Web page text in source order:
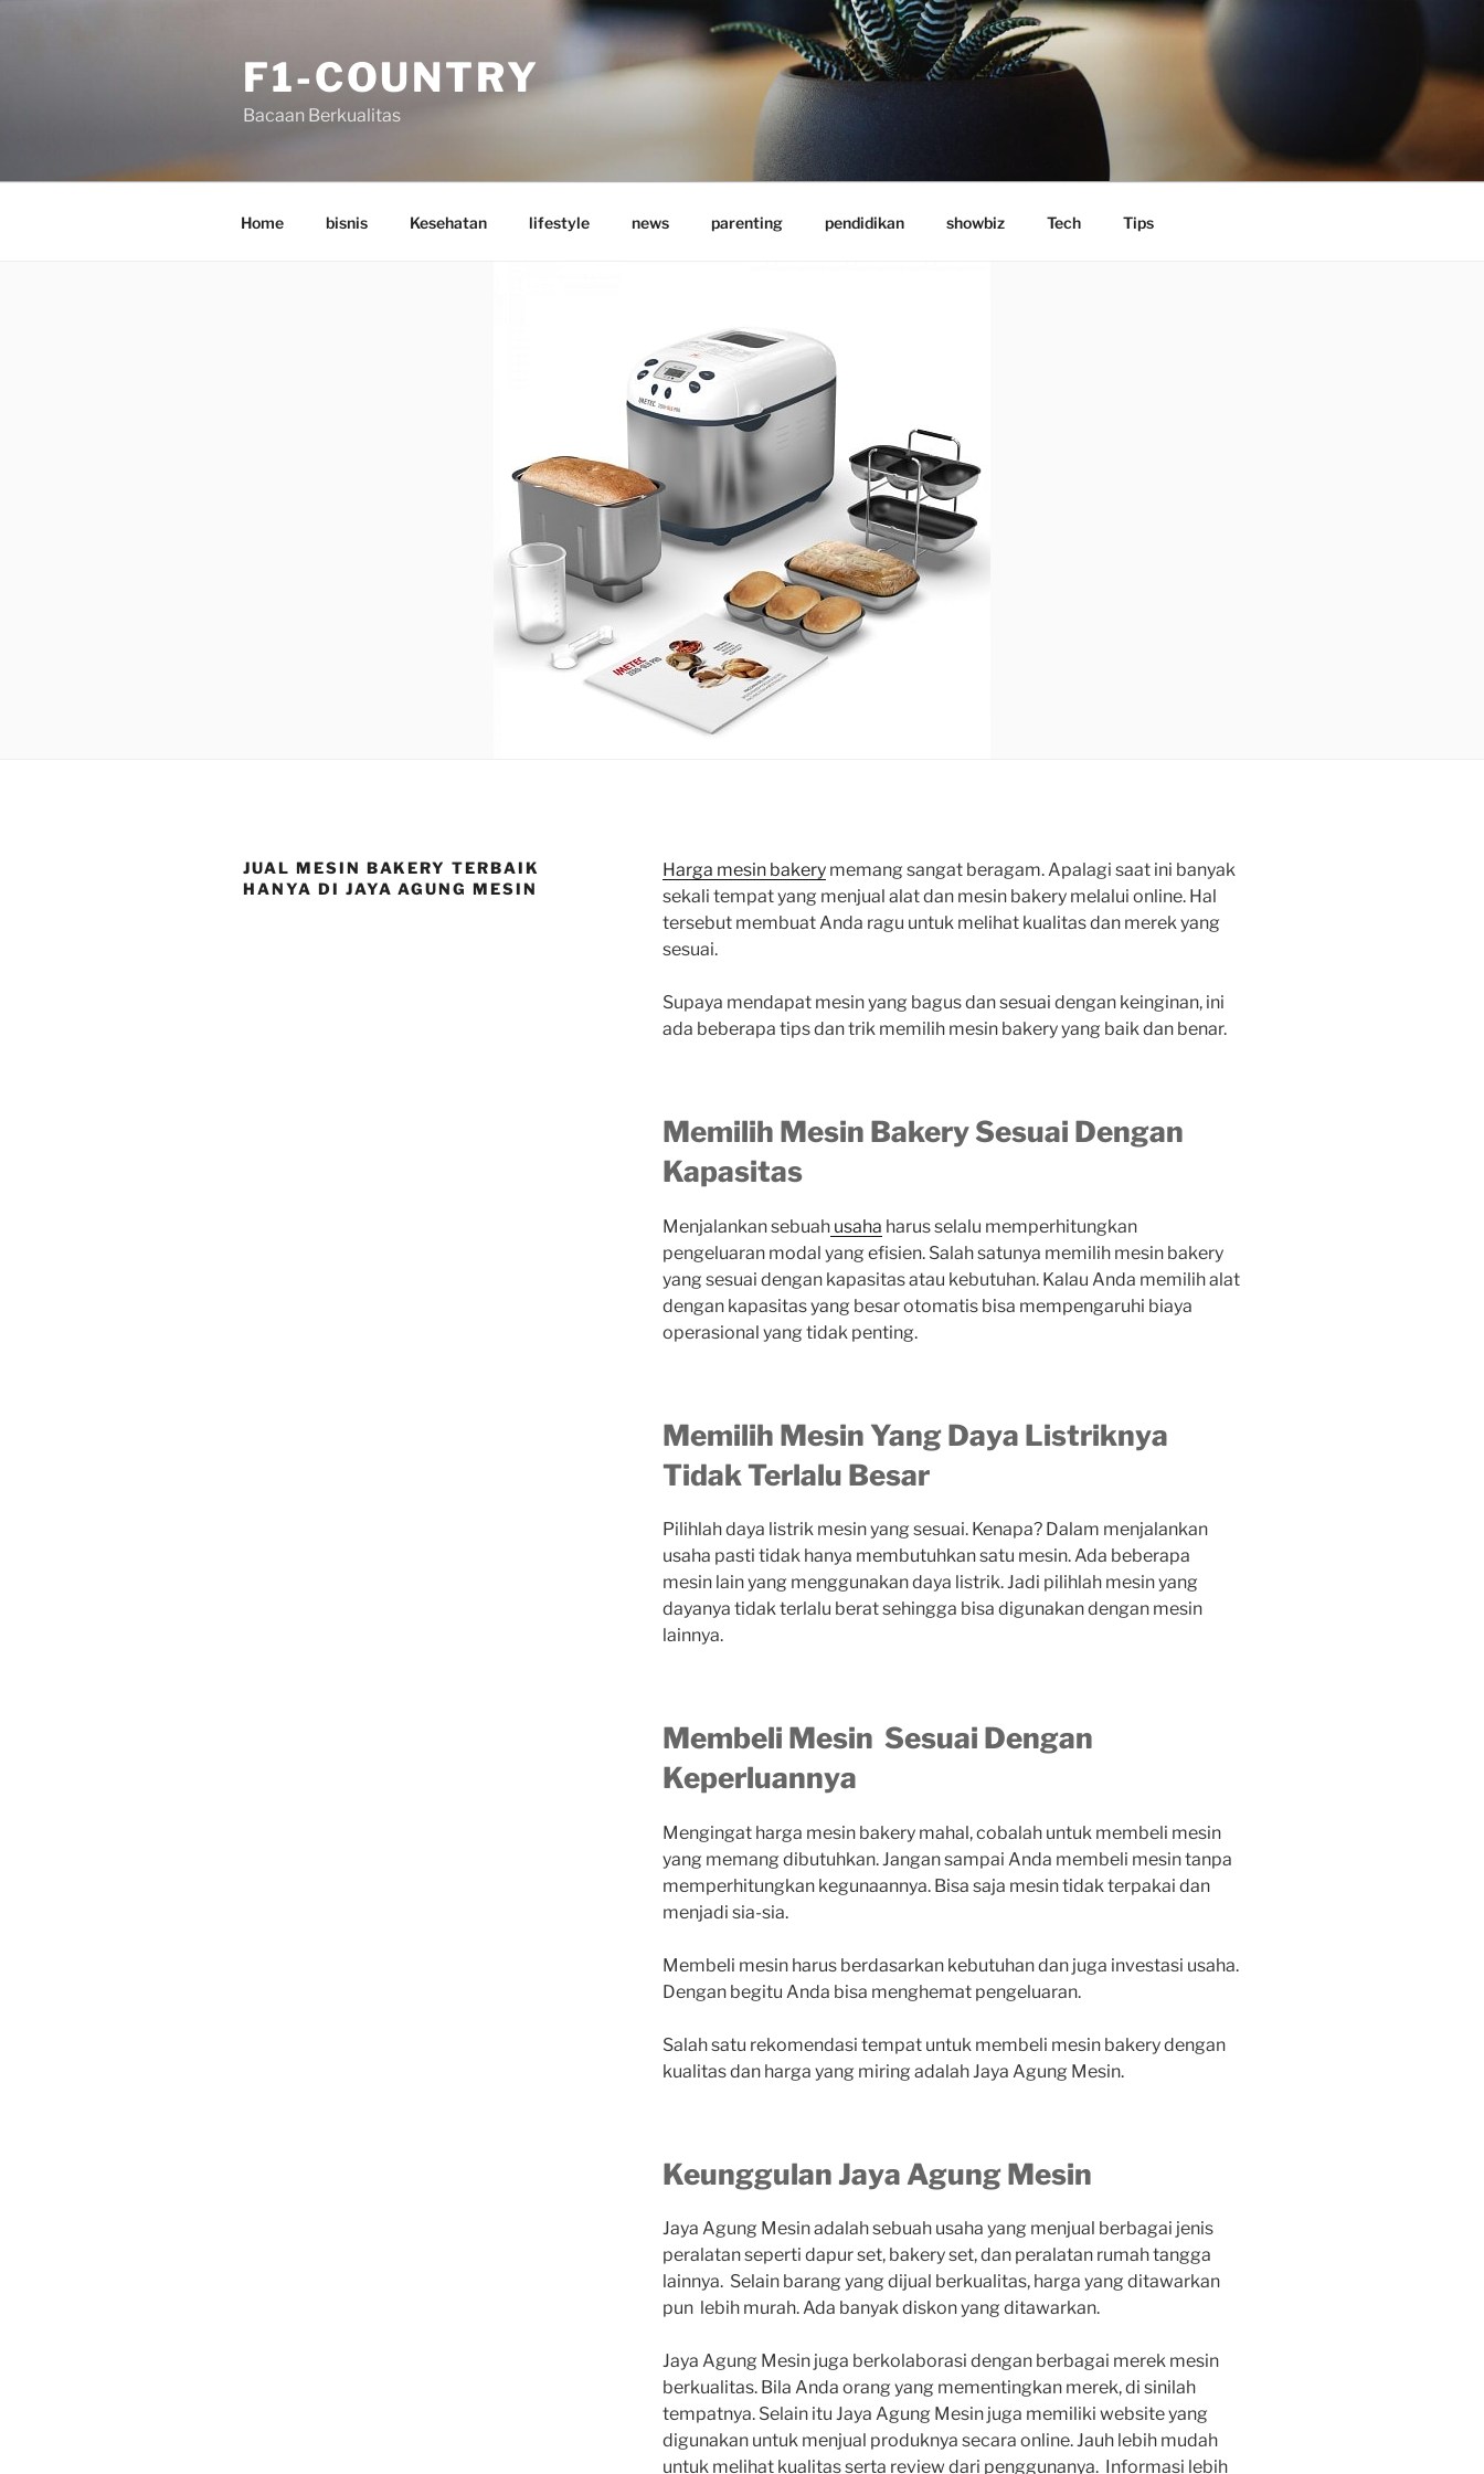
F1-COUNTRY
Bacaan Berkualitas
Home bisnis Kesehatan lifestyle news parenting pendidikan showbiz Tech Tips
JUAL MESIN BAKERY TERBAIK
HANYA DI JAYA AGUNG MESIN
Harga mesin bakerymemang sangat beragam. Apalagi saat ini banyak
sekali tempat yang menjual alat dan mesin bakery melalui online. Hal
tersebut membuat Anda ragu untuk melihat kualitas dan merek yang
sesuai.
Supaya mendapat mesin yang bagus dan sesuai dengan keinginan, ini
ada beberapa tips dan trik memilih mesin bakery yang baik dan benar.
Memilih Mesin Bakery Sesuai Dengan
Kapasitas
Menjalankan sebuahusaha harus selalu memperhitungkan
pengeluaran modal yang efisien. Salah satunya memilih mesin bakery
yang sesuai dengan kapasitas atau kebutuhan. Kalau Anda memilih alat
dengan kapasitas yang besar otomatis bisa mempengaruhi biaya
operasional yang tidak penting.
Memilih Mesin Yang Daya Listriknya
Tidak Terlalu Besar
Pilihlah daya listrik mesin yang sesuai. Kenapa? Dalam menjalankan
usaha pasti tidak hanya membutuhkan satu mesin. Ada beberapa
mesin lain yang menggunakan daya listrik. Jadi pilihlah mesin yang
dayanya tidak terlalu berat sehingga bisa digunakan dengan mesin
lainnya.
Membeli Mesin Sesuai Dengan
Keperluannya
Mengingat harga mesin bakery mahal, cobalah untuk membeli mesin
yang memang dibutuhkan. Jangan sampai Anda membeli mesin tanpa
memperhitungkan kegunaannya. Bisa saja mesin tidak terpakai dan
menjadi sia-sia.
Membeli mesin harus berdasarkan kebutuhan dan juga investasi usaha.
Dengan begitu Anda bisa menghemat pengeluaran.
Salah satu rekomendasi tempat untuk membeli mesin bakery dengan
kualitas dan harga yang miring adalah Jaya Agung Mesin.
Keunggulan Jaya Agung Mesin
Jaya Agung Mesin adalah sebuah usaha yang menjual berbagai jenis
peralatan seperti dapur set, bakery set, dan peralatan rumah tangga
lainnya. Selain barang yang dijual berkualitas, harga yang ditawarkan
pun lebih murah. Ada banyak diskon yang ditawarkan.
Jaya Agung Mesin juga berkolaborasi dengan berbagai merek mesin
berkualitas. Bila Anda orang yang mementingkan merek, di sinilah
tempatnya. Selain itu Jaya Agung Mesin juga memiliki website yang
digunakan untuk menjual produknya secara online. Jauh lebih mudah
untuk melihat kualitas serta review dari penggunanya. Informasi lebih